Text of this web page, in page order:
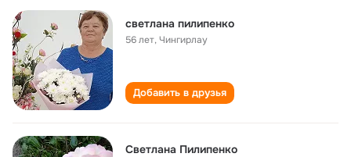
светлана пилипенко
56 лет,Чингирлау
Добавить в друзья
Светлана Пилипенко